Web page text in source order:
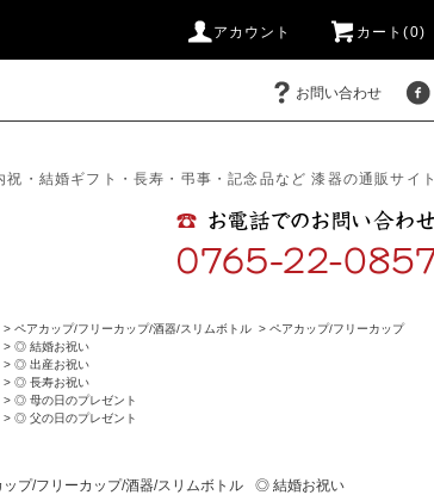
アカウント カート(0)
お問い合わせ
祝・結婚ギフト・長寿・弔事・記念品など 漆器の通販サイト
> ペアカップ/フリーカップ/酒器/スリムボトル > ペアカップ/フリーカップ
> ◎ 結婚お祝い
> ◎ 出産お祝い
> ◎ 長寿お祝い
> ◎ 母の日のプレゼント
> ◎ 父の日のプレゼント
ップ/フリーカップ/酒器/スリムボトル
◎ 結婚お祝い